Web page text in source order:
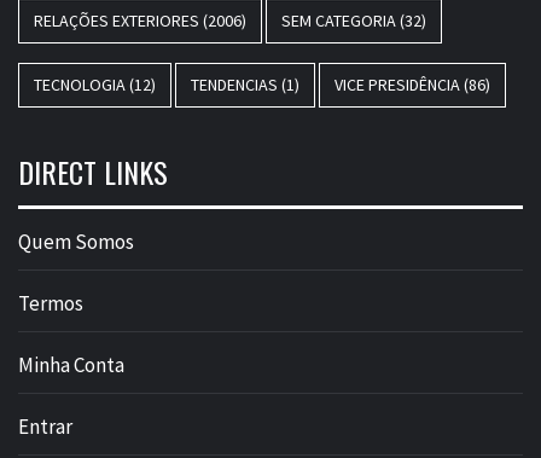
RELAÇÕES EXTERIORES (2006) SEM CATEGORIA(32)
TECNOLOGIA(12) TENDENCIAS (1) VICE PRESIDÊNCIA(86)
DIRECT LINKS
Quem Somos
Termos
Minha Conta
Entrar